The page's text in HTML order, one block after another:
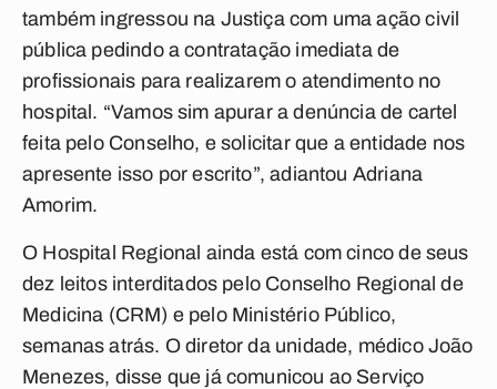
também ingressou na Justiça com uma ação civil
pública pedindo a contratação imediata de
profissionais para realizarem o atendimento no
hospital. “Vamos sim apurar a denúncia de cartel
feita pelo Conselho, e solicitar que a entidade nos
apresente isso por escrito”, adiantou Adriana
Amorim.
O Hospital Regional ainda está com cinco de seus
dez leitos interditados pelo Conselho Regional de
Medicina (CRM) e pelo Ministério Público,
semanas atrás. O diretor da unidade, médico João
Menezes, disse que já comunicou ao Serviço